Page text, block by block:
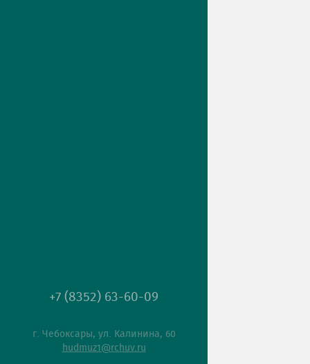
+7 (8352) 63-60-09
г. Чебоксары, ул. Калинина, 60
hudmuz1@rchuv.ru